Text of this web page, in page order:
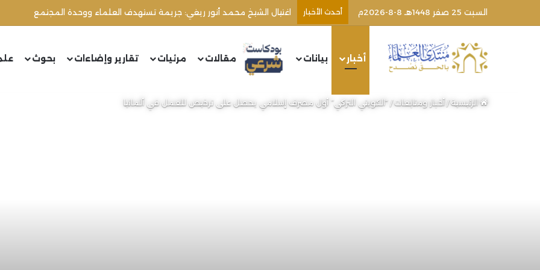
السبت 25 صفر 1448هـ 8-8-2026م أحدث الأخبار
أخبار بيانات مقالات مرئيات تقارير وإضاءات بحوث
الرئيسية/أخبار ومتابعات/“الكويتي التركي” أول مصرف إسلامي يحصل على ترخيص للعمل في ألمانيا